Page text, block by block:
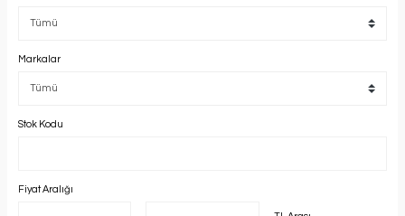
Markalar
Stok Kodu
Fiyat Aralığı